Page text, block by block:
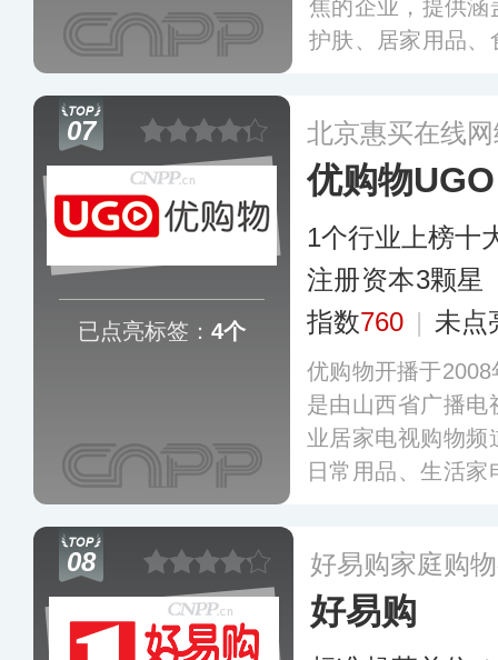
焦的企业，提供
护肤、居家用品
07
已点亮标签： 4个
北京惠买在线
优购物UGO
1个行业上榜十
注册资本3颗星
指数760 | 未点
优购物开播于
是由山西省广播电
业居家电视购物频
日常用品、生活
治区）进行了落地
08 好易购家庭购
好易购